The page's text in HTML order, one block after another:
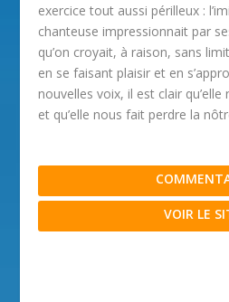
exercice tout aussi périlleux :
chanteuse impressionnait par
qu’on croyait, à raison, sans
en se faisant plaisir et en
nouvelles voix, il est clair
et qu’elle nous fait perdre la
VOIR LE